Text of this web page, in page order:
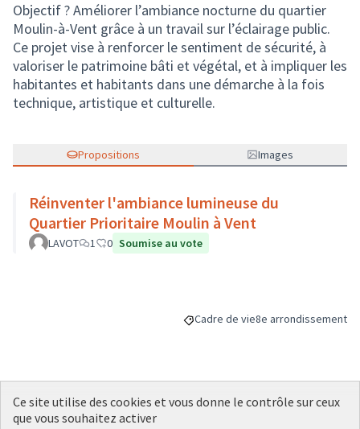
Objectif ? Améliorer l’ambiance nocturne du quartier
Moulin-à-Vent grâce à un travail sur l’éclairage public.
Ce projet vise à renforcer le sentiment de sécurité, à
valoriser le patrimoine bâti et végétal, et à impliquer les
habitantes et habitants dans une démarche à la fois
technique, artistique et culturelle.
Propositions Images
Réinventer l'ambiance lumineuse du
Quartier Prioritaire Moulin à Vent
LAVOT 1 0 Soumise au vote
Filtrer les résultats de la
Cadre de vieFiltrer les résultats
8e arrondissement
Budget
Ce site utilise des cookies et vous donne le contrôle sur ceux
que vous souhaitez activer